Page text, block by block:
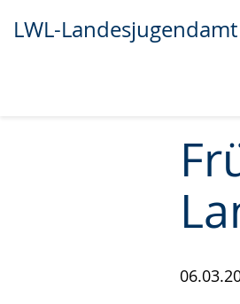
LWL-Landesjugendamt